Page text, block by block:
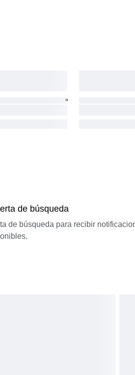
de búsqueda
de búsqueda para recibir